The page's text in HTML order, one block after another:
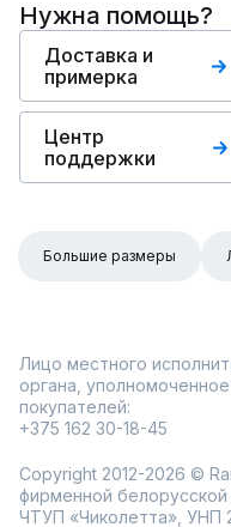
Нужна помощь?
Доставка и
примерка
Центр
поддержки
Большие размеры
Лицо местного
органа,
покупателей:
+375 162 30-18-45
Copyright 2012-2026 ©
фирменной
ЧТУП «Чиколетта», УНП